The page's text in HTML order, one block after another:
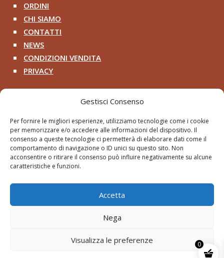
Gestisci Consenso
Per fornire le migliori esperienze, utilizziamo tecnologie come i cookie
per memorizzare e/o accedere alle informazioni del dispositivo. Il
consenso a queste tecnologie ci permetterà di elaborare dati come il
comportamento di navigazione o ID unici su questo sito. Non
acconsentire o ritirare il consenso può influire negativamente su alcune
caratteristiche e funzioni.
Accetta
Nega
Visualizza le preferenze
^ ORDINI
^ CHI SIAMO
^ CONTATTI
^ NEWS
^ CONDIZIONI VENDITA
^ PRIVACY
 +39 333 200 8218
 pithosancientart@gmail.com
 Via Roma 2 – Cerveteri RM
riservati.
0